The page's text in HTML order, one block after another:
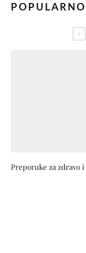
POPULARNO
Preporuke za zdravo